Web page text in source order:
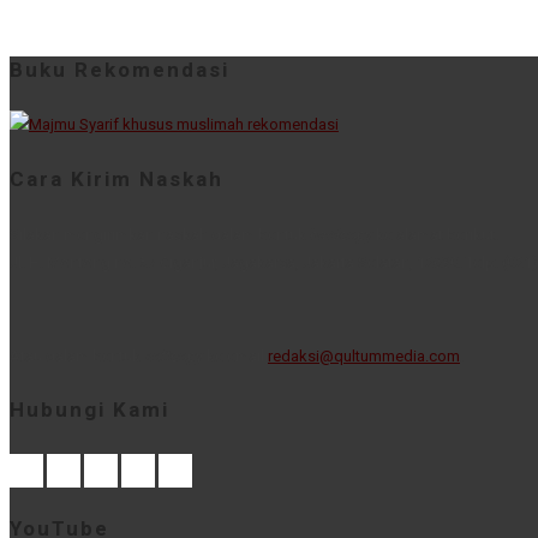
Buku Rekomendasi
Cara Kirim Naskah
redaksi@qultummedia.com
Hubungi Kami
YouTube